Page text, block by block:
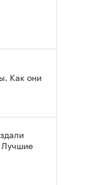
Как они
Лучшие